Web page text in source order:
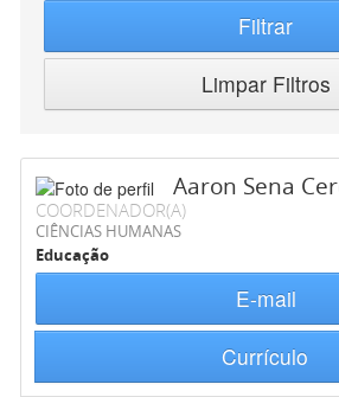
Filtrar
Limpar Filtros
Aaron Sena
COORDENADOR(A)
CIÊNCIAS HUMANAS
Educação
E-mail
Currículo